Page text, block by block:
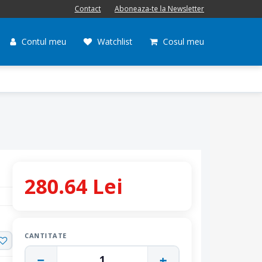
Contact Aboneaza-te la Newsletter
Contul meu Watchlist Cosul meu
280.64 Lei
CANTITATE